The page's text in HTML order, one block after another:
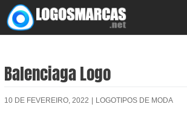
Skip
to
Balenciaga Logo
10 DE FEVEREIRO, 2022 LOGOTIPOS DE MODA